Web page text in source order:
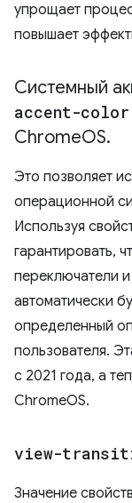
упрощает
повышает
Системный
accent-color
ChromeOS.
Это позволяет
операционной
Используя
гарантировать,
переключатели
автоматически
определенный
пользователя.
с 2021 года, а
ChromeOS.
view-
Значение